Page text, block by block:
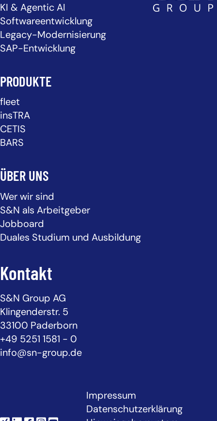
KI & Agentic AI
Softwareentwicklung
Legacy-Modernisierung
SAP-Entwicklung
PRODUKTE
fleet
insTRA
CETIS
BARS
ÜBER UNS
Wer wir sind
S&N als Arbeitgeber
Jobboard
Duales Studium und Ausbildung
Kontakt
S&N Group AG
Klingenderstr. 5
33100 Paderborn
+49 5251 1581 - 0
info@sn-group.de
Impressum
Datenschutzerklärung